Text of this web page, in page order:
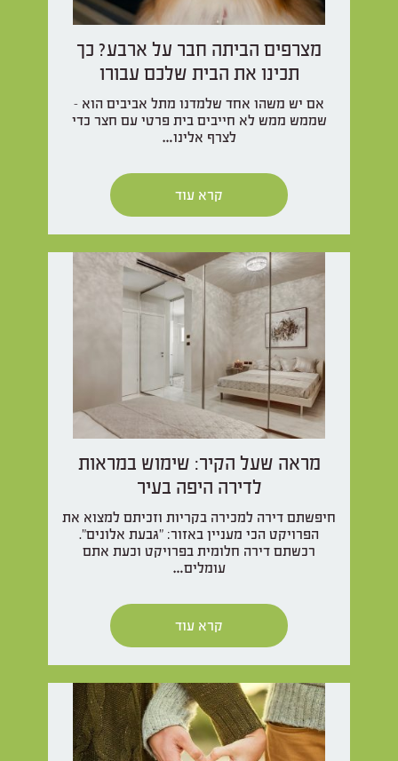
מצרפים הביתה חבר על ארבע? כך
תכינו את הבית שלכם עבורו
אם יש משהו אחד שלמדנו מתל אביבים הוא –
שממש ממש לא חייבים בית פרטי עם חצר כדי
לצרף אלינו…
קרא עוד
מראה שעל הקיר: שימוש במראות
לדירה היפה בעיר
חיפשתם דירה למכירה בקריות וזכיתם למצוא את
הפרויקט הכי מעניין באזור: "גבעת אלונים".
רכשתם דירה חלומית בפרויקט וכעת אתם
עומלים…
קרא עוד